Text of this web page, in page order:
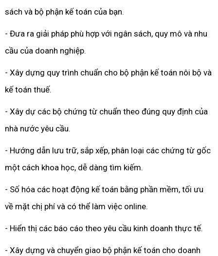
sách và bộ phận kế toán của bạn.
- Đưa ra giải pháp phù hợp với ngân sách, quy mô và nhu
cầu của doanh nghiệp.
- Xây dựng quy trình chuẩn cho bộ phận kế toán nôi bộ và
kế toán thuế.
- Xây dự các bộ chứng từ chuẩn theo đúng quy định của
nhà nước yêu cầu.
- Hướng dẫn lưu trữ, sắp xếp, phân loại các chứng từ gốc
một cách khoa học, dễ dàng tìm kiếm.
- Số hóa các hoạt động kế toán bằng phần mềm, tối ưu
về mặt chị phí và có thể làm việc online.
- Hiển thị các báo cáo theo yêu cầu kinh doanh thực tế.
- Xây dựng và chuyển giao bộ phận kế toán cho doanh